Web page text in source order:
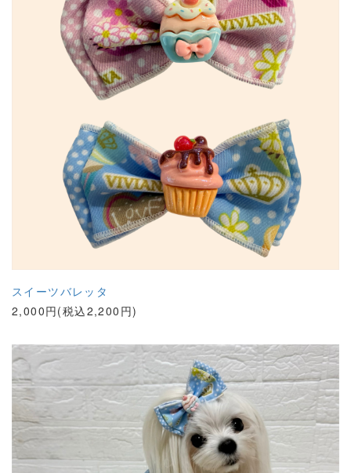
スイーツバレッタ
2,000円(税込2,200円)